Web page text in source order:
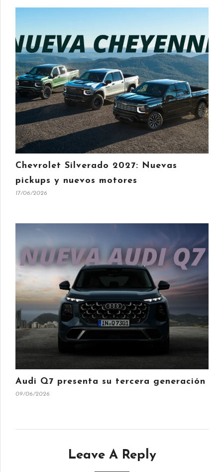
Chevrolet Silverado 2027: Nuevas
pickups y nuevos motores
17/06/2026
Audi Q7 presenta su tercera generación
09/06/2026
Leave A Reply